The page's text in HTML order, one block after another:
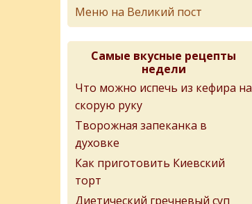
Меню на Великий пост
Самые вкусные рецепты
недели
Что можно испечь из кефира на
скорую руку
Творожная запеканка в
духовке
Как приготовить Киевский
торт
Диетический гречневый суп